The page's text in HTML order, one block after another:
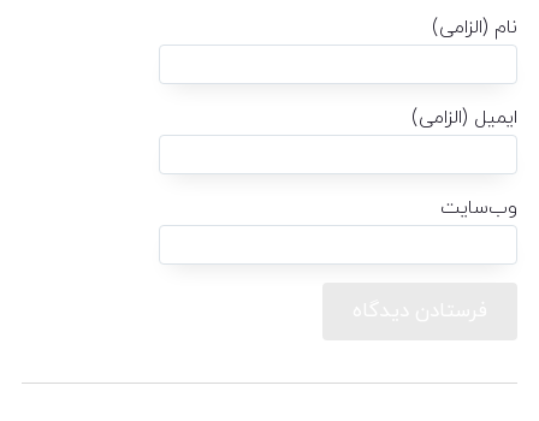
نام (الزامی)
ایمیل (الزامی)
وب‌سایت